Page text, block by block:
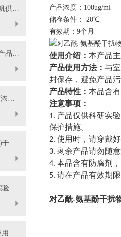
辣根过氧化物酶干扰物质—信帆供应多种浓度
氨基甲酰化血红蛋白干扰物质产品使用方法
α1-抗胰蛋-白酶(AAT)干扰物质浓度可根据客户要求定制
信帆生物：促卵泡刺激素(FSH)干扰物质使用方法
催乳素(PRL)干扰物质在科研实验中的应用——南京信帆技术有限公司产品概述
白蛋白（Alb）干扰物质产品使用方法
产品浓度：100ug/ml
储存条件：-20℃
有效期：9个月
使用介绍： 本产品
产品使用方法： 与
封保存，避免产品
产品特性： 本品含
注意事项：
1. 产品仅供科研实
保护措施。
2. 使用时，请穿戴
3. 剩余产品请勿随
4. 本品含有防腐剂
5. 请在产品有效期
对乙酰-氨基酚干扰